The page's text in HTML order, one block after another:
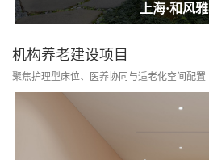
上海·和风
上海·和风
上海·和风
机构养老建设项目
聚焦护理型床位、医养协同与适老化空间配置